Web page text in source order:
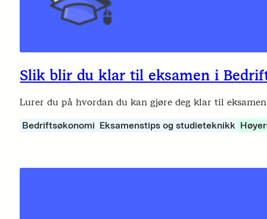
Slik blir du klar til eksamen i
Lurer du på hvordan du kan gjøre deg klar til
Bedriftsøkonomi Eksamenstips og studieteknikk